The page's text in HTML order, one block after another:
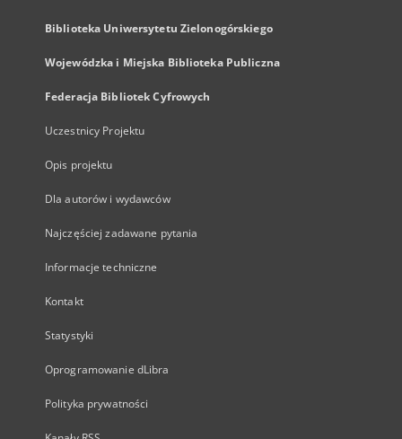
Biblioteka Uniwersytetu Zielonogórskiego
Wojewódzka i Miejska Biblioteka Publiczna
Federacja Bibliotek Cyfrowych
Uczestnicy Projektu
Opis projektu
Dla autorów i wydawców
Najczęściej zadawane pytania
Informacje techniczne
Kontakt
Statystyki
Oprogramowanie dLibra
Polityka prywatności